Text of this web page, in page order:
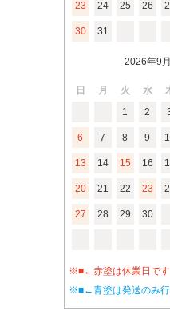
23 24 25 26
30 31
2026年9月
日 月 火 水
1
2
6 7 8 9
13 14 15 16
20 21 22 23
27 28 29 30
※■←赤塗は休業日です
※■←青塗は発送のみ